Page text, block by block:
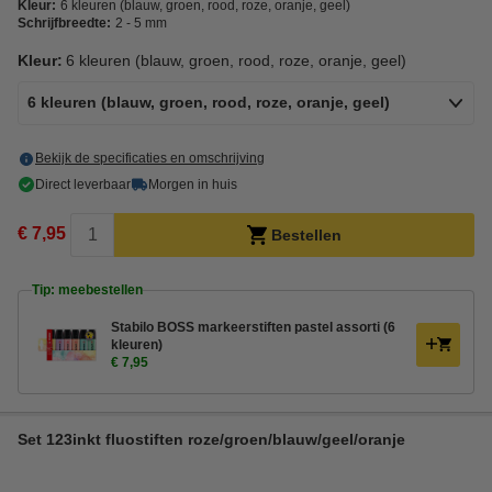
Kleur: 6 kleuren (blauw, groen, rood, roze, oranje, geel)
Schrijfbreedte: 2 - 5 mm
Kleur: 6 kleuren (blauw, groen, rood, roze, oranje, geel)
6 kleuren (blauw, groen, rood, roze, oranje, geel)
Bekijk de specificaties en omschrijving
Direct leverbaar
Morgen in huis
€ 7,95 Bestellen
Tip: meebestellen
Stabilo BOSS markeerstiften pastel assorti (6
kleuren)
€ 7,95
Set 123inkt fluostiften roze/groen/blauw/geel/oranje